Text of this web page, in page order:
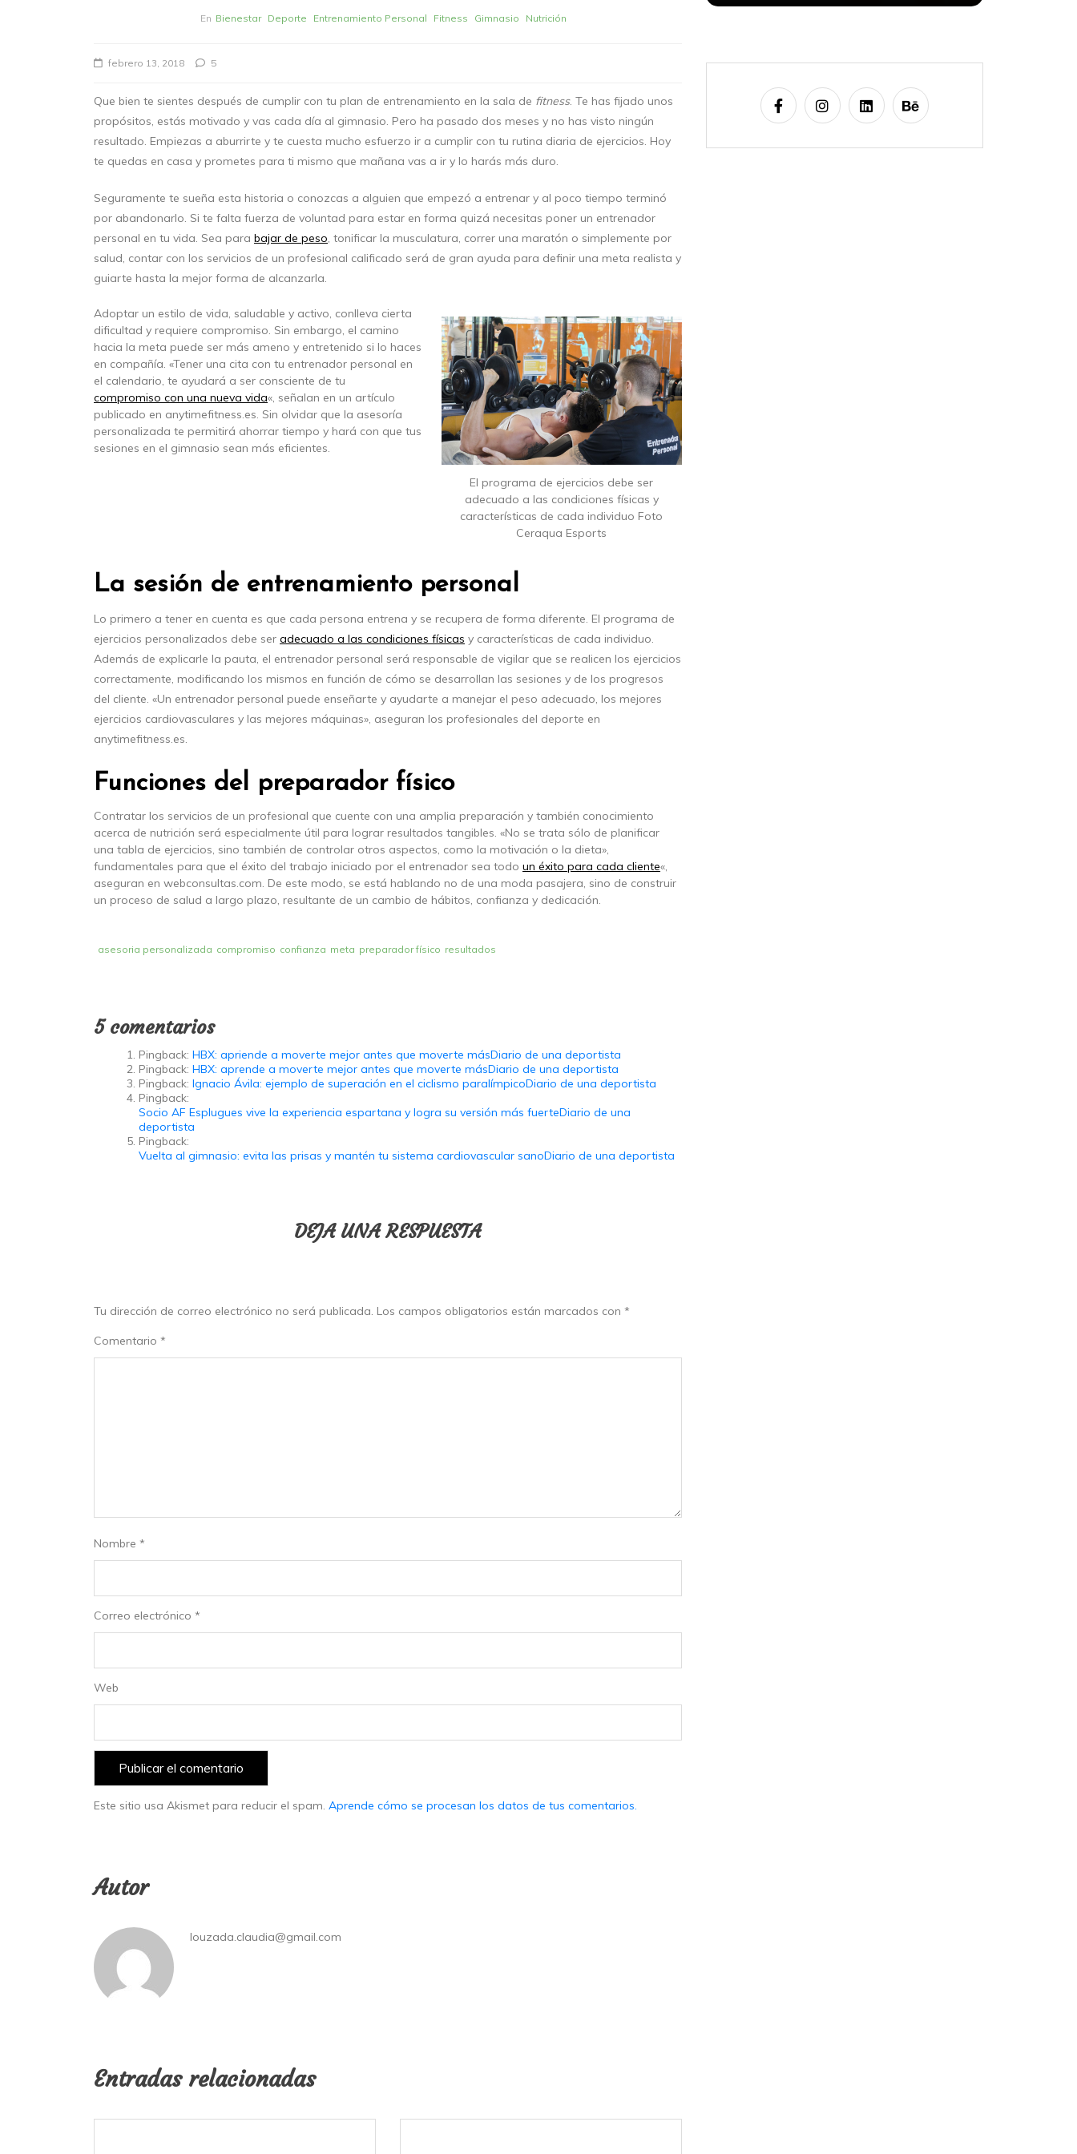
En Bienestar Deporte Entrenamiento Personal Fitness Gimnasio Nutrición
febrero 13, 2018 5
Que bien te sientes después de cumplir con tu plan de entrenamiento en la sala de fitness. Te has fijado unos
propósitos, estás motivado y vas cada día al gimnasio. Pero ha pasado dos meses y no has visto ningún
resultado. Empiezas a aburrirte y te cuesta mucho esfuerzo ir a cumplir con tu rutina diaria de ejercicios. Hoy
te quedas en casa y prometes para ti mismo que mañana vas a ir y lo harás más duro.
Seguramente te sueña esta historia o conozcas a alguien que empezó a entrenar y al poco tiempo terminó
por abandonarlo. Si te falta fuerza de voluntad para estar en forma quizá necesitas poner un entrenador
personal en tu vida. Sea para bajar de peso, tonificar la musculatura, correr una maratón o simplemente por
salud, contar con los servicios de un profesional calificado será de gran ayuda para definir una meta realista y
guiarte hasta la mejor forma de alcanzarla.
El programa de ejercicios debe ser
adecuado a las condiciones físicas y
características de cada individuo Foto
Ceraqua Esports
Adoptar un estilo de vida, saludable y activo, conlleva cierta
dificultad y requiere compromiso. Sin embargo, el camino
hacia la meta puede ser más ameno y entretenido si lo haces
en compañía. «Tener una cita con tu entrenador personal en
el calendario, te ayudará a ser consciente de tu
compromiso con una nueva vida«, señalan en un artículo
publicado en anytimefitness.es. Sin olvidar que la asesoría
personalizada te permitirá ahorrar tiempo y hará con que tus
sesiones en el gimnasio sean más eficientes.
La sesión de entrenamiento personal
Lo primero a tener en cuenta es que cada persona entrena y se recupera de forma diferente. El programa de
ejercicios personalizados debe ser adecuado a las condiciones físicas y características de cada individuo.
Además de explicarle la pauta, el entrenador personal será responsable de vigilar que se realicen los ejercicios
correctamente, modificando los mismos en función de cómo se desarrollan las sesiones y de los progresos
del cliente. «Un entrenador personal puede enseñarte y ayudarte a manejar el peso adecuado, los mejores
ejercicios cardiovasculares y las mejores máquinas», aseguran los profesionales del deporte en
anytimefitness.es.
Funciones del preparador físico
Contratar los servicios de un profesional que cuente con una amplia preparación y también conocimiento
acerca de nutrición será especialmente útil para lograr resultados tangibles. «No se trata sólo de planificar
una tabla de ejercicios, sino también de controlar otros aspectos, como la motivación o la dieta»,
fundamentales para que el éxito del trabajo iniciado por el entrenador sea todo un éxito para cada cliente«,
aseguran en webconsultas.com. De este modo, se está hablando no de una moda pasajera, sino de construir
un proceso de salud a largo plazo, resultante de un cambio de hábitos, confianza y dedicación.
asesoria personalizada compromiso confianza meta preparador físico resultados
5 comentarios
Pingback: HBX: apriende a moverte mejor antes que moverte másDiario de una deportista
Pingback: HBX: aprende a moverte mejor antes que moverte másDiario de una deportista
Pingback: Ignacio Ávila: ejemplo de superación en el ciclismo paralímpicoDiario de una deportista
Pingback:
Socio AF Esplugues vive la experiencia espartana y logra su versión más fuerteDiario de una
deportista
Pingback:
Vuelta al gimnasio: evita las prisas y mantén tu sistema cardiovascular sanoDiario de una deportista
DEJA UNA RESPUESTA
Tu dirección de correo electrónico no será publicada. Los campos obligatorios están marcados con *
Comentario *
Nombre *
Correo electrónico *
Web
Este sitio usa Akismet para reducir el spam. Aprende cómo se procesan los datos de tus comentarios.
Autor
louzada.claudia@gmail.com
Entradas relacionadas